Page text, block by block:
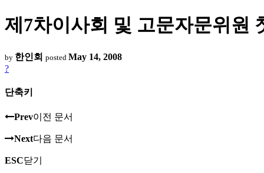
제7차이사회 및 고문자문위원
by 한인회 posted May 14, 2008
?
단축키
Prev이전 문서
Next다음 문서
ESC닫기